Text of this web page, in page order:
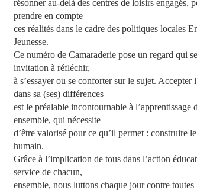
résonner au-delà des centres de loisirs engagés,
prendre en compte
ces réalités dans le cadre des politiques locales
Jeunesse.
Ce numéro de Camaraderie pose un regard qui
invitation à réfléchir,
à s’essayer ou se conforter sur le sujet. Accepter
dans sa (ses) différences
est le préalable incontournable à l’apprentissage
ensemble, qui nécessite
d’être valorisé pour ce qu’il permet : construire
humain.
Grâce à l’implication de tous dans l’action
service de chacun,
ensemble, nous luttons chaque jour contre toutes